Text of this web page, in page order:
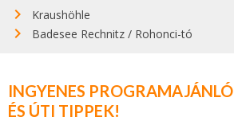
Kraushöhle
Badesee Rechnitz / Rohonci-tó
INGYENES PROGRAMAJÁNLÓ
ÉS ÚTI TIPPEK!